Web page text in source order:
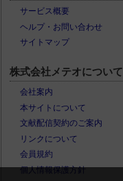
サービス概要
ヘルプ・お問い合わせ
サイトマップ
株式会社メテオについて
会社案内
本サイトについて
文献配信契約のご案内
リンクについて
会員規約
個人情報保護方針